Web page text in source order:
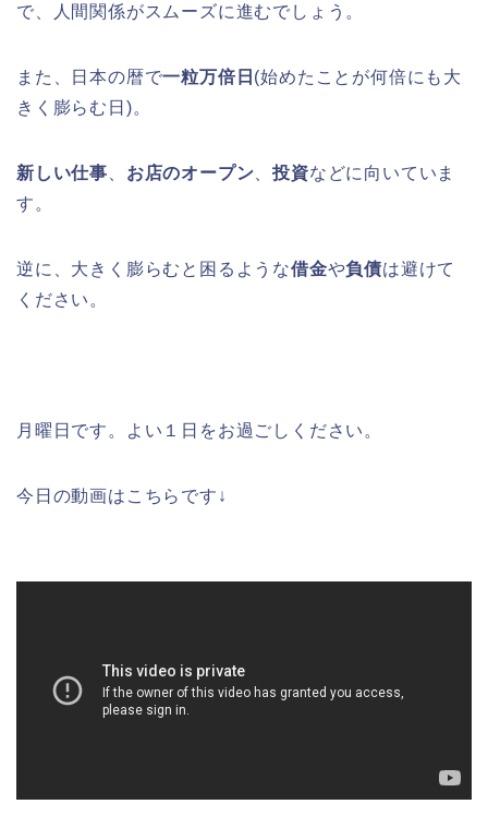
で、人間関係がスムーズに進むでしょう。
また、日本の暦で一粒万倍日 (始めたことが何倍にも大
きく膨らむ日)。
新しい仕事 お店のオープン 、投資などに向いていま
す。
逆に、大きく膨らむと困るような借金や負債は避けて
ください。
月曜日です。よい１日をお過ごしください。
今日の動画はこちらです↓